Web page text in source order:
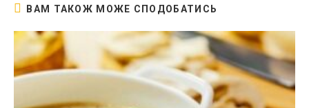
ВАМ ТАКОЖ МОЖЕ СПОДОБАТИСЬ